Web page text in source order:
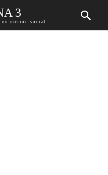
3
mision social